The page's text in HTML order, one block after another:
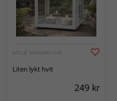
ATELJÉ MARGARETHA
Liten lykt hvit
249 kr